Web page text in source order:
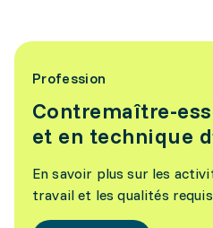
Profession
Contremaître-
et en technique
En savoir plus sur les
travail et les qualités